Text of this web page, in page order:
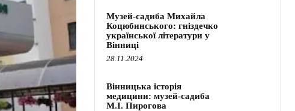
Музей-садиба Михайла
Коцюбинського: гніздечко
української літератури у
Вінниці
28.11.2024
Вінницька історія
медицини: музей-садиба
М.І. Пирогова